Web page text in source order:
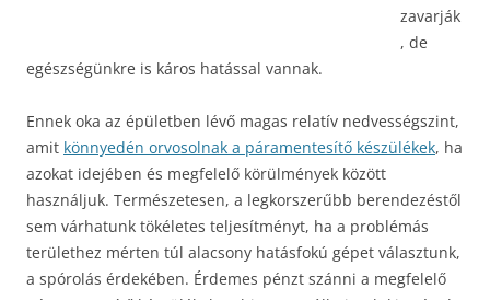
zavarják
, de
egészségünkre is káros hatással vannak.
Ennek oka az épületben lévő magas relatív nedvességszint,
amit könnyedén orvosolnak a páramentesítő készülékek, ha
azokat idejében és megfelelő körülmények között
használjuk. Természetesen, a legkorszerűbb berendezéstől
sem várhatunk tökéletes teljesítményt, ha a problémás
területhez mérten túl alacsony hatásfokú gépet választunk,
a spórolás érdekében. Érdemes pénzt szánni a megfelelő